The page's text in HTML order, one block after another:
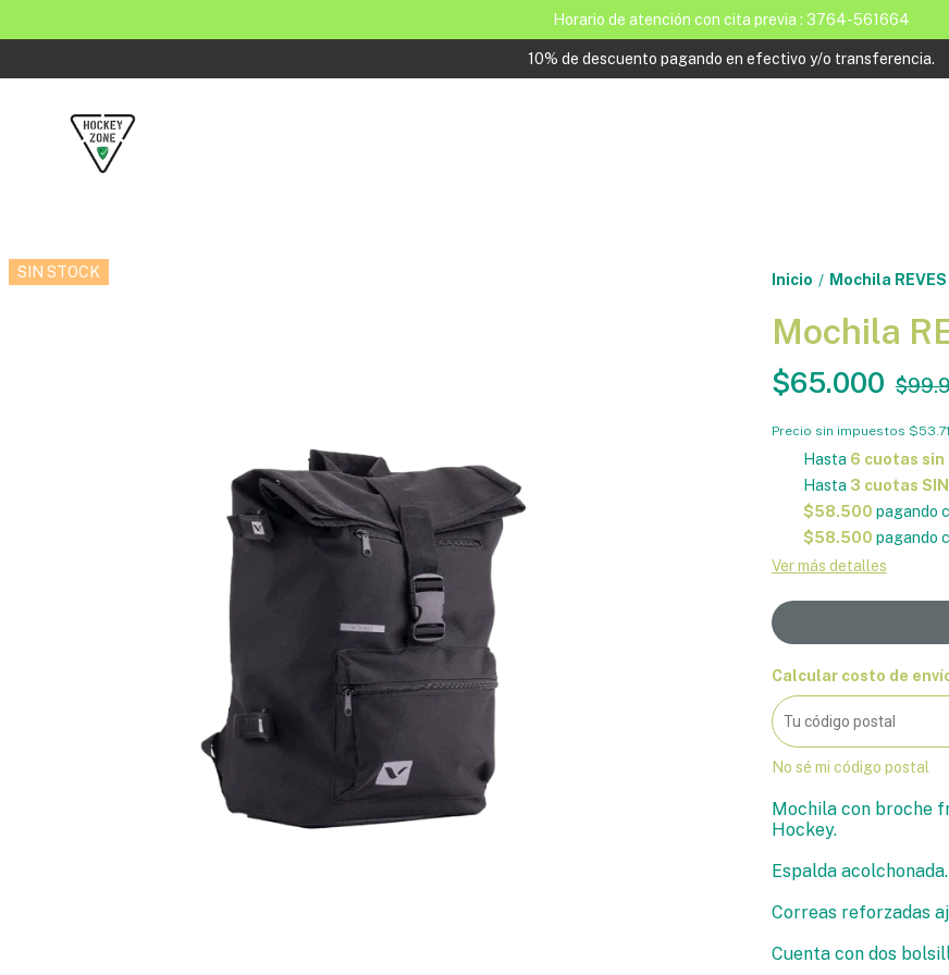
Horario de atención con cita previa : 3764-561664
10% de descuento pagando en efectivo y/o transferencia.
SIN STOCK Inicio / Mochila
Mochila
$65.000
Precio sin impuestos
Hasta 6 cuotas
Hasta 3 cuotas SIN
$58.500 pagando
$58.500 pagando
Ver más detalles
Calcular costo de
No sé mi código postal
Mochila con broche
Hockey.
Espalda acolchonada.
Correas reforzadas
Cuenta con dos